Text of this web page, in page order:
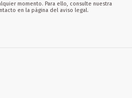
momento. Para ello, consulte nuestra
en la página del aviso legal.